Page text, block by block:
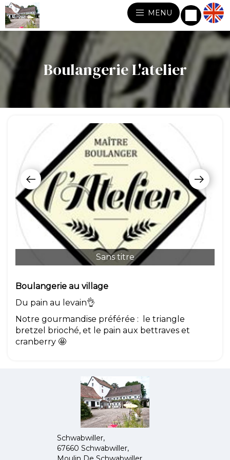
MENU
Boulangerie L'atelier
Sans titre
Boulangerie au village
Du pain au levain👌
Notre gourmandise préférée : le triangle
bretzel brioché, et le pain aux bettraves et
cranberry 🤩
Schwabwiller,
67660 Schwabwiller,